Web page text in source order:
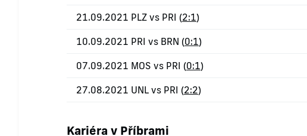
21.09.2021 PLZ vs PRI (2:1)
10.09.2021 PRI vs BRN (0:1)
07.09.2021 MOS vs PRI (0:1)
27.08.2021 UNL vs PRI (2:2)
Kariéra v Příbrami